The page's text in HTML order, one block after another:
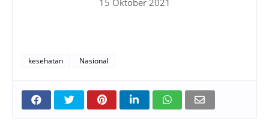
kesehatan Nasional